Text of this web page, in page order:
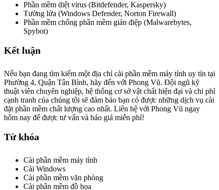
Phần mềm diệt virus (Bitdefender, Kaspersky)
Tường lửa (Windows Defender, Norton Firewall)
Phần mềm chống phần mềm gián điệp (Malwarebytes,
Spybot)
Kết luận
Nếu bạn đang tìm kiếm một địa chỉ cài phần mềm máy tính uy tín tại
Phường 4, Quận Tân Bình, hãy đến với Phong Vũ. Đội ngũ kỹ
thuật viên chuyên nghiệp, hệ thống cơ sở vật chất hiện đại và chi phí
cạnh tranh của chúng tôi sẽ đảm bảo bạn có được những dịch vụ cài
đặt phần mềm chất lượng cao nhất. Liên hệ với Phong Vũ ngay
hôm nay để được tư vấn và báo giá miễn phí!
Từ khóa
Cài phần mềm máy tính
Cài Windows
Cài phần mềm văn phòng
Cài phần mềm đồ họa